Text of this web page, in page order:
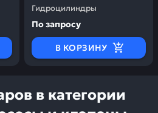
Гидроцилиндры
По запросу
В КОРЗИНУ
в категории